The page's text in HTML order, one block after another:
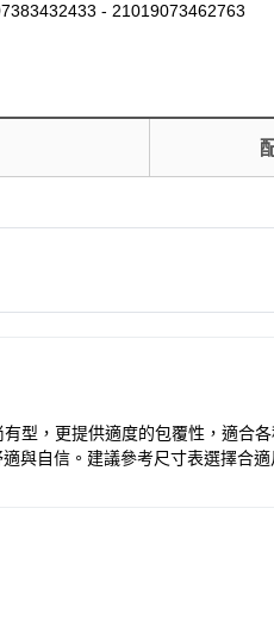
- 21019073462763
型，更提供適度的包覆性，適合
與自信。建議參考尺寸表選擇合適